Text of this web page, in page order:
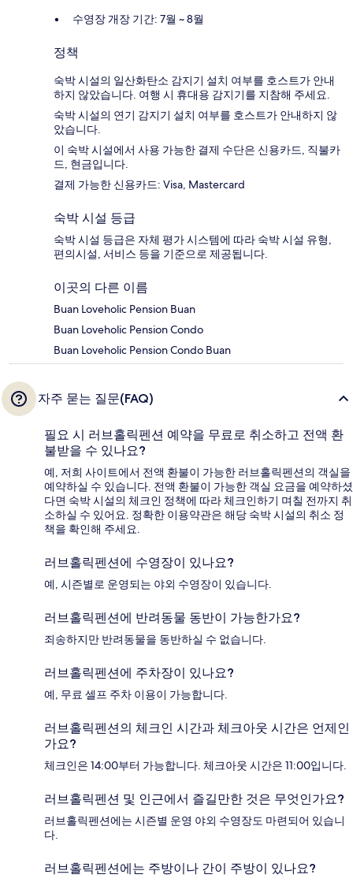
수영장 개장 기간: 7월 ~ 8월
정책
숙박 시설의 일산화탄소 감지기 설치 여부를 호스트가 안내
하지 않았습니다. 여행 시 휴대용 감지기를 지참해 주세요.
숙박 시설의 연기 감지기 설치 여부를 호스트가 안내하지 않
았습니다.
이 숙박 시설에서 사용 가능한 결제 수단은 신용카드, 직불카
드, 현금입니다.
결제 가능한 신용카드: Visa, Mastercard
숙박 시설 등급
숙박 시설 등급은 자체 평가 시스템에 따라 숙박 시설 유형,
편의시설, 서비스 등을 기준으로 제공됩니다.
이곳의 다른 이름
Buan Loveholic Pension Buan
Buan Loveholic Pension Condo
Buan Loveholic Pension Condo Buan
자주 묻는 질문(FAQ)
필요 시 러브홀릭펜션 예약을 무료로 취소하고 전액 환
불받을 수 있나요?
예, 저희 사이트에서 전액 환불이 가능한 러브홀릭펜션의 객실을
예약하실 수 있습니다. 전액 환불이 가능한 객실 요금을 예약하셨
다면 숙박 시설의 체크인 정책에 따라 체크인하기 며칠 전까지 취
소하실 수 있어요. 정확한 이용약관은 해당 숙박 시설의 취소 정
책을 확인해 주세요.
러브홀릭펜션에 수영장이 있나요?
예, 시즌별로 운영되는 야외 수영장이 있습니다.
러브홀릭펜션에 반려동물 동반이 가능한가요?
죄송하지만 반려동물을 동반하실 수 없습니다.
러브홀릭펜션에 주차장이 있나요?
예, 무료 셀프 주차 이용이 가능합니다.
러브홀릭펜션의 체크인 시간과 체크아웃 시간은 언제인
가요?
체크인은 14:00부터 가능합니다. 체크아웃 시간은 11:00입니다.
러브홀릭펜션 및 인근에서 즐길만한 것은 무엇인가요?
러브홀릭펜션에는 시즌별 운영 야외 수영장도 마련되어 있습니
다.
러브홀릭펜션에는 주방이나 간이 주방이 있나요?